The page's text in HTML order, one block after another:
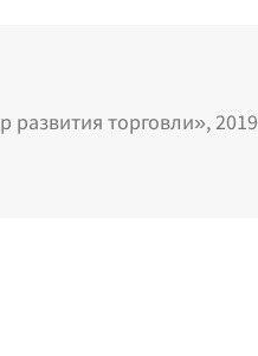
торговли», 2019